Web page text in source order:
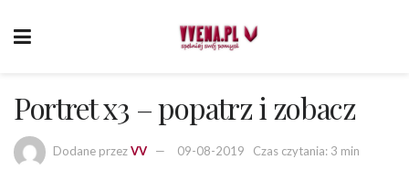
Portret x3 – popatrz i zobacz
Dodane przezVV 09-08-2019 Czas czytania: 3 min